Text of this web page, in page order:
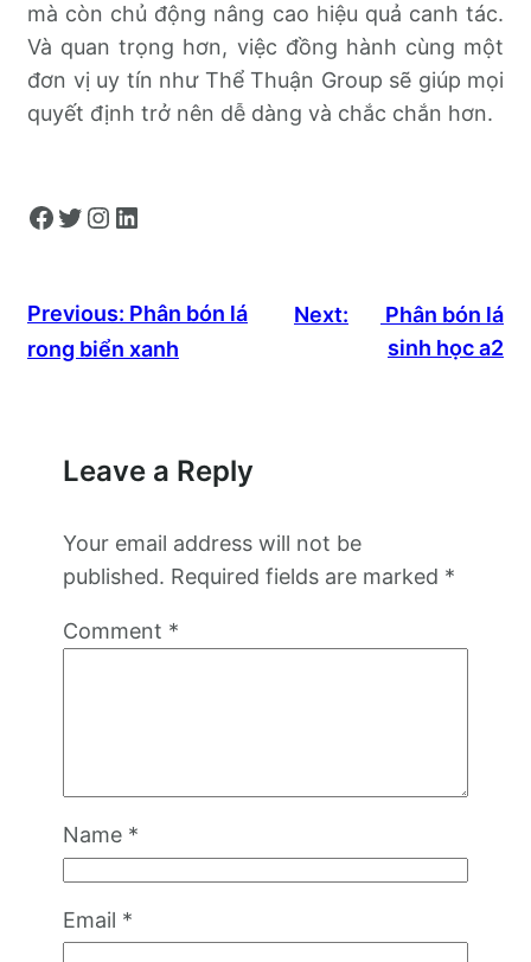
mà còn chủ động nâng cao hiệu quả canh tác.
Và quan trọng hơn, việc đồng hành cùng một
đơn vị uy tín như Thể Thuận Group sẽ giúp mọi
quyết định trở nên dễ dàng và chắc chắn hơn.
Facebook Twitter Instagram LinkedIn
Previous: Phân bón lá
rong biển xanh
Next:
Phân bón lá
sinh học a2
Leave a Reply
Your email address will not be
published. Required fields are marked *
Comment *
Name *
Email *